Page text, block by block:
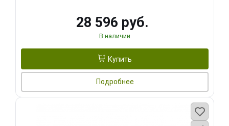
28 596 руб.
В наличии
Купить
Подробнее